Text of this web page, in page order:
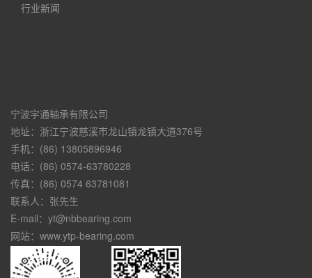
行业新闻
宁波宇通轴承有限公司
地址：浙江宁波慈溪市龙山镇龙镇大道376号
手机：(86) 13805896946
电话：(86) 0574-63780228
传真：(86) 0574 63781081
联系人：张先生
E-mail：yt@nbbearing.com
网站：www.ytp-bearing.com